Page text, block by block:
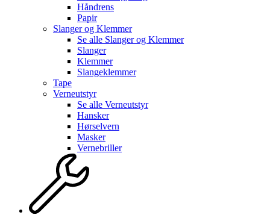
Håndrens
Papir
Slanger og Klemmer
Se alle Slanger og Klemmer
Slanger
Klemmer
Slangeklemmer
Tape
Verneutstyr
Se alle Verneutstyr
Hansker
Hørselvern
Masker
Vernebriller